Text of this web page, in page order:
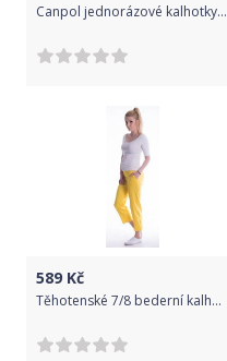
Canpol jednorázové kalhotky 5 ks
589 Kč
Těhotenské 7/8 bederní kalhoty - žluté, Velikosti těh. moda M (38)